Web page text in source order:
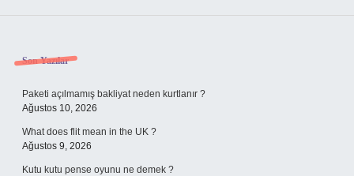
Sidebar
Son Yazılar
Paketi açılmamış bakliyat neden kurtlanır ?
Ağustos 10, 2026
What does flit mean in the UK ?
Ağustos 9, 2026
Kutu kutu pense oyunu ne demek ?